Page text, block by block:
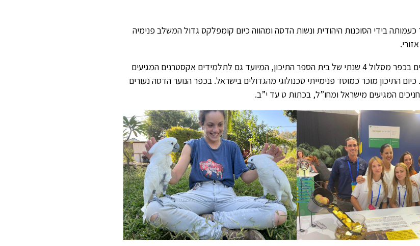
כעמותה בידי הסוכנות היהודית ונשות הדסה ומהווה כיום קומפלקס גדול המשלב פנימיה
מזה 50 שנה קיים בכפר מסלול 4 שנתי של בית הספר התיכון, המיועד גם לתלמידים אקסטרנים המגיעים
התיכון מוכר כמוסד פנימייתי טכנולוגי מהגדולים בישראל. בכפר הנוער הדסה נעורים